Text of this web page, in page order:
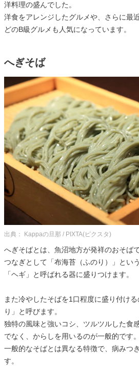
洋料理の盛んでした。
洋食をアレンジしたグルメや、さらに最
どのB級グルメも人気になっています。
へぎそば
出典： Kappaの旦那 / PIXTA(ピクスタ)
へぎそばとは、魚沼地方が発祥のおそばで
つなぎとして「布海苔（ふのり）」とい
「ヘギ」と呼ばれる器に盛りつけます。
また冷やしたそばを1口程度に盛り付け
り」と呼びます。
独特の風味と強いコシ、ツルツルした食
でなく、からしを用いるのが一般的です。
一般的なそばとは異なる特徴で、病みつ
す。